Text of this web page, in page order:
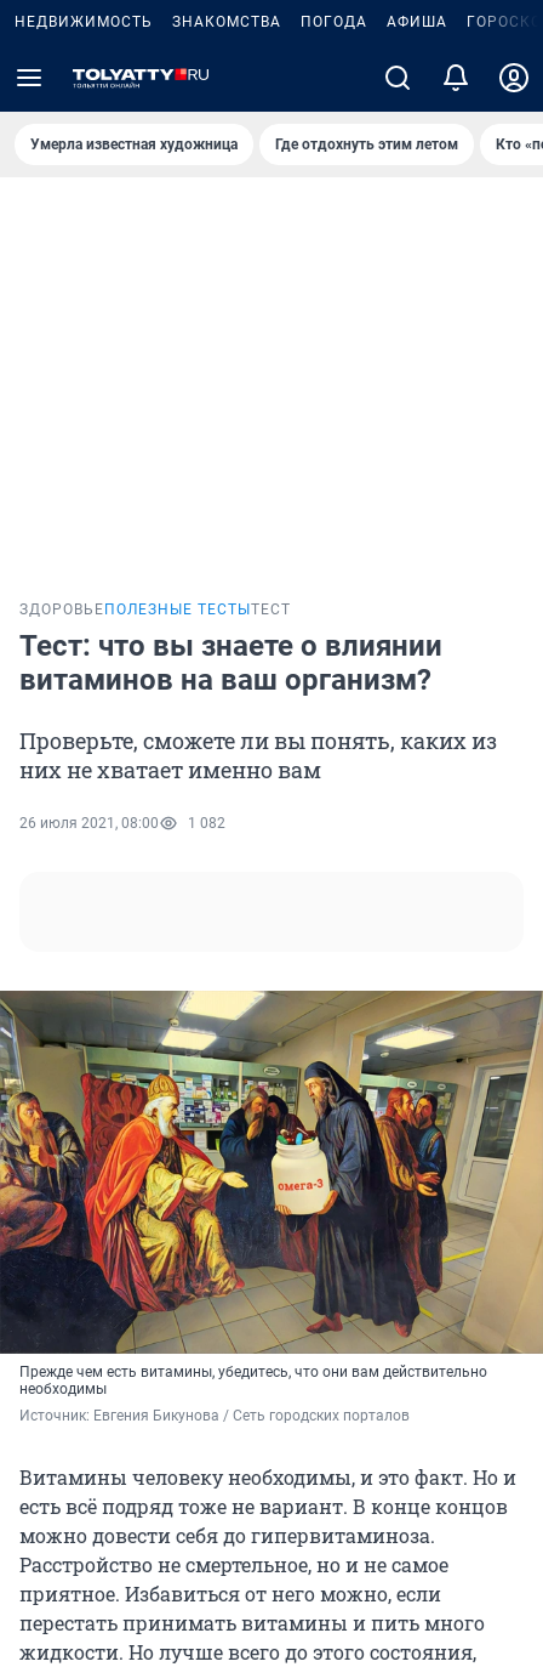
НЕДВИЖИМОСТЬ ЗНАКОМСТВА ПОГОДА АФИША
Умерла известная художница Где отдохнуть этим летом Кто
ЗДОРОВЬЕ ПОЛЕЗНЫЕ ТЕСТЫ ТЕСТ
Тест: что вы знаете о влиянии
витаминов на ваш организм?
Проверьте, сможете ли вы понять, каких из
них не хватает именно вам
26 июля 2021, 08:00 1 082
Прежде чем есть витамины, убедитесь, что они вам действительно
необходимы
Источник: Евгения Бикунова / Сеть городских порталов
Витамины человеку необходимы, и это факт. Но и
есть всё подряд тоже не вариант. В конце концов
можно довести себя до гипервитаминоза.
Расстройство не смертельное, но и не самое
приятное. Избавиться от него можно, если
перестать принимать витамины и пить много
жидкости. Но лучше всего до этого состояния,